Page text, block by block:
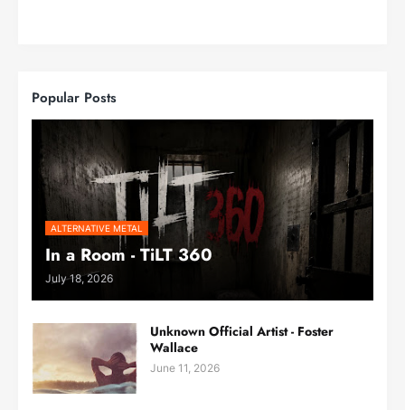
Popular Posts
ALTERNATIVE METAL
In a Room - TiLT 360
July 18, 2026
Unknown Official Artist - Foster
Wallace
June 11, 2026